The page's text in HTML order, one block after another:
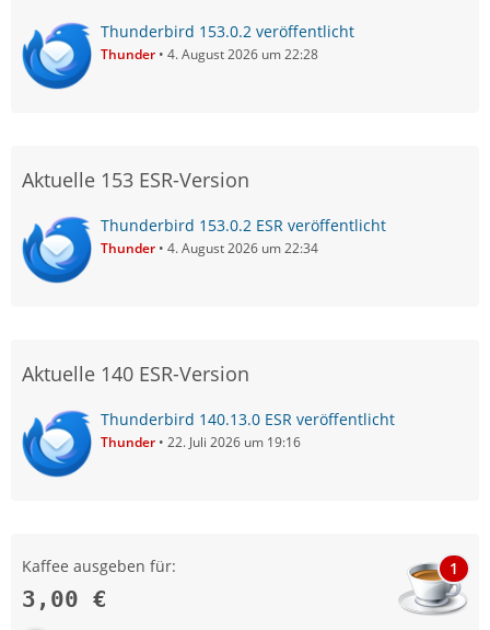
Thunderbird 153.0.2 veröffentlicht
Thunder 4. August 2026 um 22:28
Aktuelle 153 ESR-Version
Thunderbird 153.0.2 ESR veröffentlicht
Thunder 4. August 2026 um 22:34
Aktuelle 140 ESR-Version
Thunderbird 140.13.0 ESR veröffentlicht
Thunder 22. Juli 2026 um 19:16
Kaffee ausgeben für:
3,00 €
1